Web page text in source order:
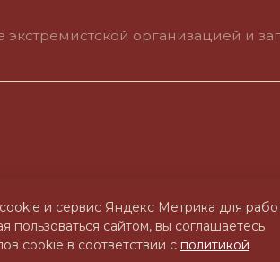
и сервис Яндекс Метрика для
пользоваться сайтом, вы соглашаетесь
cookie в соответствии с политикой